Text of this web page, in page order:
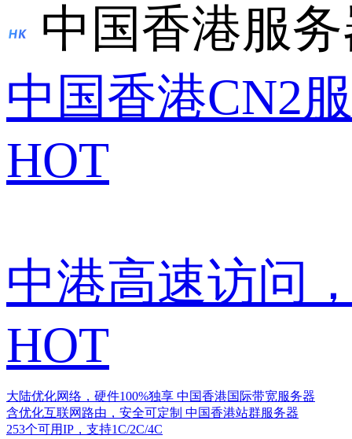
中国香港服
中国香港CN2
HOT
中港高速访问
HOT
大陆优化网络，硬件100%独享 中国香港国际带宽服务器
含优化互联网路由，安全可定制 中国香港站群服务器
253个可用IP，支持1C/2C/4C